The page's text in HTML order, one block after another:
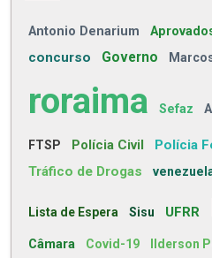
Antonio Denarium
concurso Governo
roraima Sefaz
FTSP Polícia Civil Polícia
Tráfico de Drogas
Lista de Espera Sisu UFRR
Câmara Covid-19 Ilderson